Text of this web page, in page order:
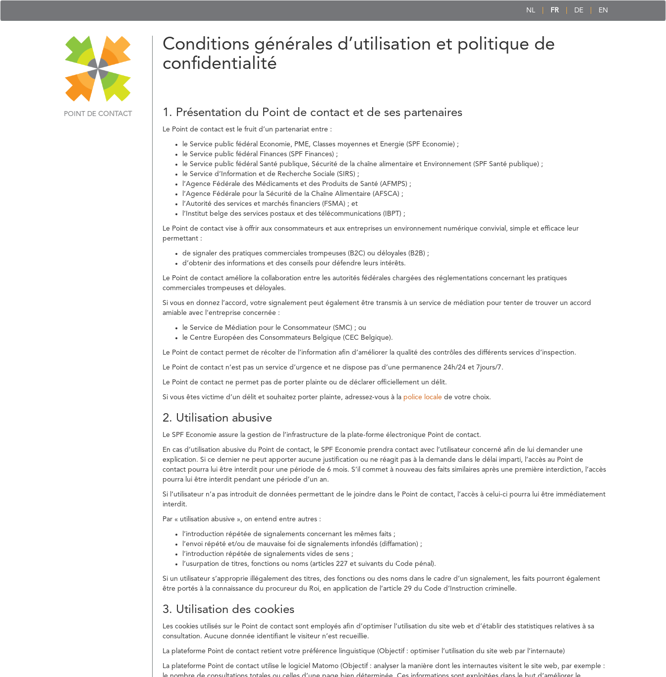
NL FR DE EN
POINT DE CONTACT
Conditions générales d’utilisation et politique de
confidentialité
1. Présentation du Point de contact et de ses partenaires
Le Point de contact est le fruit d’un partenariat entre :
le Service public fédéral Economie, PME, Classes moyennes et Energie (SPF Economie) ;
le Service public fédéral Finances (SPF Finances) ;
le Service public fédéral Santé publique, Sécurité de la chaîne alimentaire et Environnement (SPF Santé publique) ;
le Service d’Information et de Recherche Sociale (SIRS) ;
l’Agence Fédérale des Médicaments et des Produits de Santé (AFMPS) ;
l’Agence Fédérale pour la Sécurité de la Chaîne Alimentaire (AFSCA) ;
l’Autorité des services et marchés financiers (FSMA) ; et
l’Institut belge des services postaux et des télécommunications (IBPT) ;
Le Point de contact vise à offrir aux consommateurs et aux entreprises un environnement numérique convivial, simple et efficace leur
permettant :
de signaler des pratiques commerciales trompeuses (B2C) ou déloyales (B2B) ;
d’obtenir des informations et des conseils pour défendre leurs intérêts.
Le Point de contact améliore la collaboration entre les autorités fédérales chargées des réglementations concernant les pratiques
commerciales trompeuses et déloyales.
Si vous en donnez l’accord, votre signalement peut également être transmis à un service de médiation pour tenter de trouver un accord
amiable avec l'entreprise concernée :
le Service de Médiation pour le Consommateur (SMC) ; ou
le Centre Européen des Consommateurs Belgique (CEC Belgique).
Le Point de contact permet de récolter de l’information afin d’améliorer la qualité des contrôles des différents services d’inspection.
Le Point de contact n’est pas un service d’urgence et ne dispose pas d’une permanence 24h/24 et 7jours/7.
Le Point de contact ne permet pas de porter plainte ou de déclarer officiellement un délit.
Si vous êtes victime d’un délit et souhaitez porter plainte, adressez-vous à la police locale de votre choix.
2. Utilisation abusive
Le SPF Economie assure la gestion de l’infrastructure de la plate-forme électronique Point de contact.
En cas d’utilisation abusive du Point de contact, le SPF Economie prendra contact avec l’utilisateur concerné afin de lui demander une
explication. Si ce dernier ne peut apporter aucune justification ou ne réagit pas à la demande dans le délai imparti, l’accès au Point de
contact pourra lui être interdit pour une période de 6 mois. S’il commet à nouveau des faits similaires après une première interdiction, l’accès
pourra lui être interdit pendant une période d’un an.
Si l’utilisateur n’a pas introduit de données permettant de le joindre dans le Point de contact, l’accès à celui-ci pourra lui être immédiatement
interdit.
Par « utilisation abusive », on entend entre autres :
l’introduction répétée de signalements concernant les mêmes faits ;
l’envoi répété et/ou de mauvaise foi de signalements infondés (diffamation) ;
l’introduction répétée de signalements vides de sens ;
l’usurpation de titres, fonctions ou noms (articles 227 et suivants du Code pénal).
Si un utilisateur s’approprie illégalement des titres, des fonctions ou des noms dans le cadre d’un signalement, les faits pourront également
être portés à la connaissance du procureur du Roi, en application de l’article 29 du Code d’Instruction criminelle.
3. Utilisation des cookies
Les cookies utilisés sur le Point de contact sont employés afin d’optimiser l’utilisation du site web et d’établir des statistiques relatives à sa
consultation. Aucune donnée identifiant le visiteur n’est recueillie.
La plateforme Point de contact retient votre préférence linguistique (Objectif : optimiser l’utilisation du site web par l’internaute)
La plateforme Point de contact utilise le logiciel Matomo (Objectif : analyser la manière dont les internautes visitent le site web, par exemple :